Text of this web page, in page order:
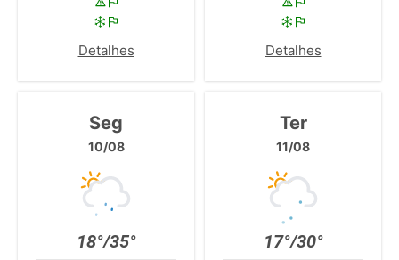
Detalhes Detalhes
Seg
10/08
18°/35°
Ter
11/08
17°/30°